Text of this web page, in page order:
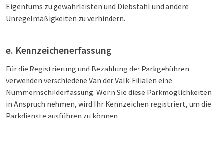
Eigentums zu gewährleisten und Diebstahl und andere
Unregelmäßigkeiten zu verhindern.
e. Kennzeichenerfassung
Für die Registrierung und Bezahlung der Parkgebühren
verwenden verschiedene Van der Valk-Filialen eine
Nummernschilderfassung. Wenn Sie diese Parkmöglichkeiten
in Anspruch nehmen, wird Ihr Kennzeichen registriert, um die
Parkdienste ausführen zu können.